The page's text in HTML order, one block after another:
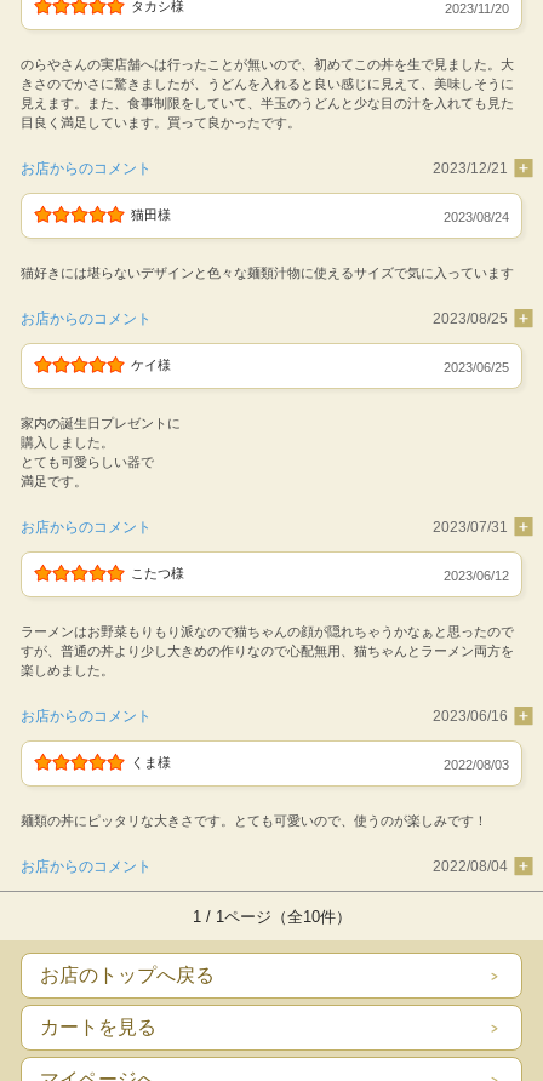
タカシ様 2023/11/20
のらやさんの実店舗へは行ったことが無いので、初めてこの丼を生で見ました。大
きさのでかさに驚きましたが、うどんを入れると良い感じに見えて、美味しそうに
見えます。また、食事制限をしていて、半玉のうどんと少な目の汁を入れても見た
目良く満足しています。買って良かったです。
お店からのコメント 2023/12/21
猫田様 2023/08/24
猫好きには堪らないデザインと色々な麺類汁物に使えるサイズで気に入っています
お店からのコメント 2023/08/25
ケイ様 2023/06/25
家内の誕生日プレゼントに
購入しました。
とても可愛らしい器で
満足です。
お店からのコメント 2023/07/31
こたつ様 2023/06/12
ラーメンはお野菜もりもり派なので猫ちゃんの顔が隠れちゃうかなぁと思ったので
すが、普通の丼より少し大きめの作りなので心配無用、猫ちゃんとラーメン両方を
楽しめました。
お店からのコメント 2023/06/16
くま様 2022/08/03
麺類の丼にピッタリな大きさです。とても可愛いので、使うのが楽しみです！
お店からのコメント 2022/08/04
1 / 1ページ（全10件）
お店のトップへ戻る
カートを見る